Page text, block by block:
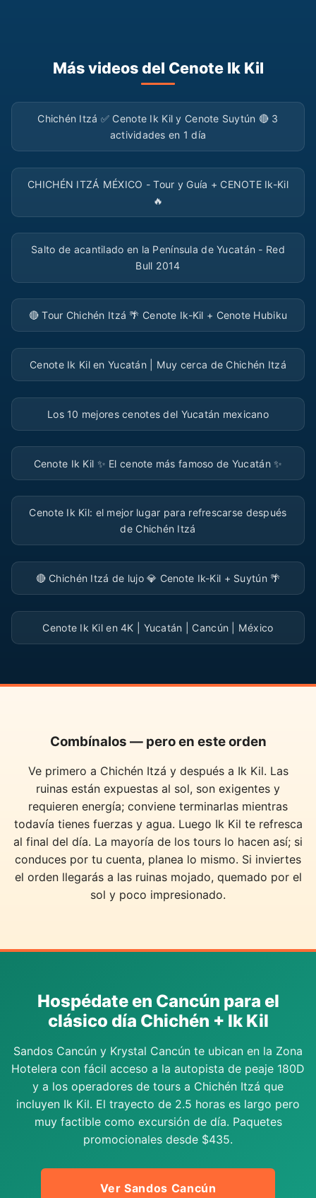
Más videos del Cenote Ik Kil
▶
Chichén Itzá ✅ Cenote Ik Kil y Cenote Suytún 🔴 3
actividades en 1 día
▶
CHICHÉN ITZÁ MÉXICO - Tour y Guía + CENOTE Ik-Kil
🔥
▶
Salto de acantilado en la Península de Yucatán - Red
Bull 2014
▶
🔴 Tour Chichén Itzá 🌴 Cenote Ik-Kil + Cenote Hubiku
▶
Cenote Ik Kil en Yucatán | Muy cerca de Chichén Itzá
▶
Los 10 mejores cenotes del Yucatán mexicano
▶
Cenote Ik Kil ✨ El cenote más famoso de Yucatán ✨
▶
Cenote Ik Kil: el mejor lugar para refrescarse después
de Chichén Itzá
▶
🔴 Chichén Itzá de lujo 💎 Cenote Ik-Kil + Suytún 🌴
▶
Cenote Ik Kil en 4K | Yucatán | Cancún | México
Combínalos — pero en este orden
Ve primero a Chichén Itzá y después a Ik Kil. Las
ruinas están expuestas al sol, son exigentes y
requieren energía; conviene terminarlas mientras
todavía tienes fuerzas y agua. Luego Ik Kil te refresca
al final del día. La mayoría de los tours lo hacen así; si
conduces por tu cuenta, planea lo mismo. Si inviertes
el orden llegarás a las ruinas mojado, quemado por el
sol y poco impresionado.
Hospédate en Cancún para el
clásico día Chichén + Ik Kil
Sandos Cancún y Krystal Cancún te ubican en la Zona
Hotelera con fácil acceso a la autopista de peaje 180D
y a los operadores de tours a Chichén Itzá que
incluyen Ik Kil. El trayecto de 2.5 horas es largo pero
muy factible como excursión de día. Paquetes
promocionales desde $435.
Ver Sandos Cancún